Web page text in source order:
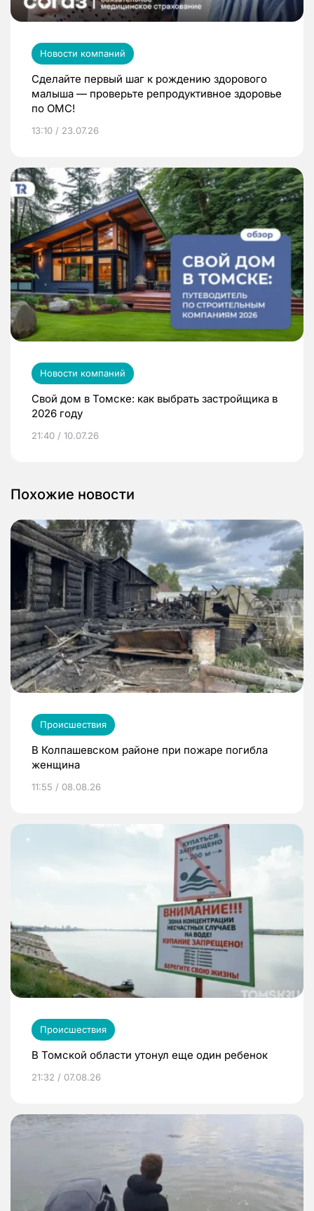
Новости компаний
Сделайте первый шаг к рождению здорового
малыша — проверьте репродуктивное здоровье
по ОМС!
13:10 / 23.07.26
Новости компаний
Свой дом в Томске: как выбрать застройщика в
2026 году
21:40 / 10.07.26
Похожие новости
Происшествия
В Колпашевском районе при пожаре погибла
женщина
11:55 / 08.08.26
Происшествия
В Томской области утонул еще один ребенок
21:32 / 07.08.26